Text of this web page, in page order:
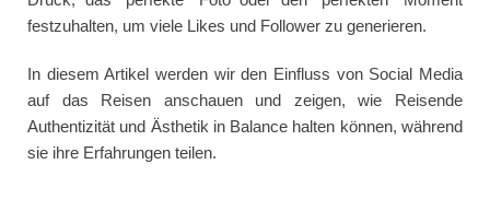
festzuhalten, um viele Likes und Follower zu generieren.
In diesem Artikel werden wir den Einfluss von Social Media
auf das Reisen anschauen und zeigen, wie Reisende
Authentizität und Ästhetik in Balance halten können, während
sie ihre Erfahrungen teilen.